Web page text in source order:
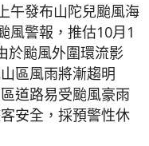
午發布山陀兒颱風海
風警報，推估10月1
於颱風外圍環流影
區風雨將漸趨明
道路易受颱風豪雨
安全，採預警性休